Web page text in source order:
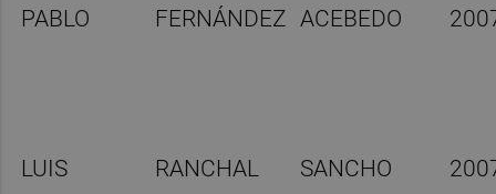
PABLO FERNÁNDEZ ACEBEDO
LUIS RANCHAL SANCHO